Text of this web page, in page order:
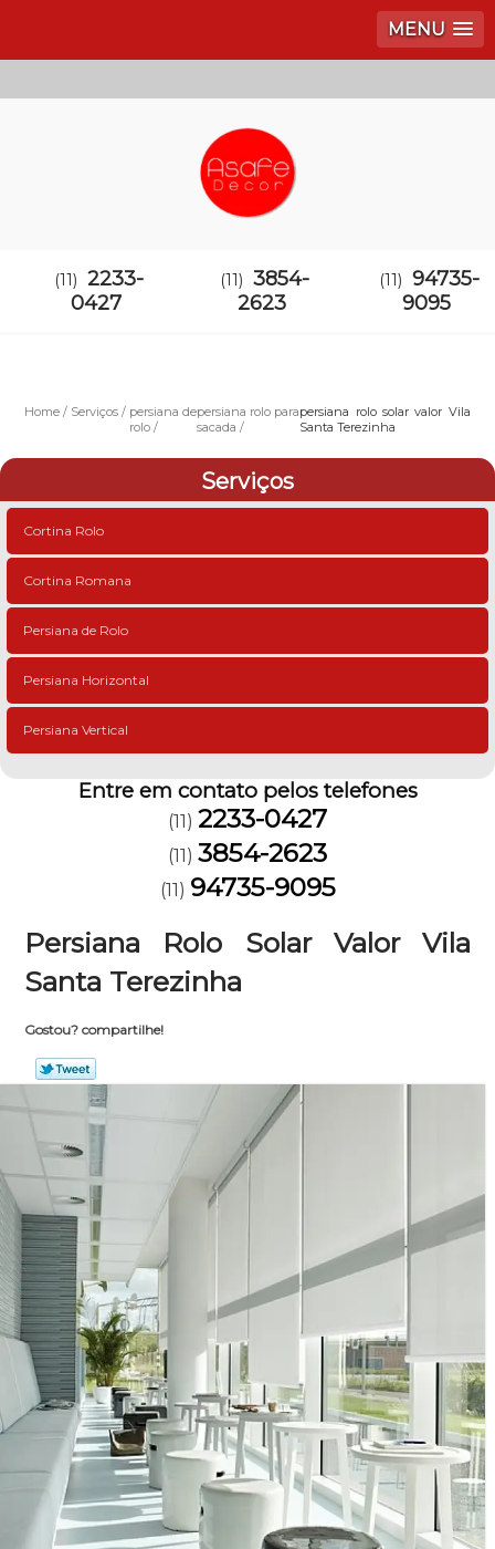
MENU
(11) 2233-
0427
(11) 3854-
2623
(11) 94735-
9095
Home Serviços
persiana de
rolo
persiana rolo para
sacada
persiana rolo solar valor Vila
Santa Terezinha
Serviços
Cortina Rolo
Cortina Romana
Persiana de Rolo
Persiana Horizontal
Persiana Vertical
Entre em contato pelos telefones
(11) 2233-0427
(11) 3854-2623
(11) 94735-9095
Persiana Rolo Solar Valor Vila
Santa Terezinha
Gostou? compartilhe!